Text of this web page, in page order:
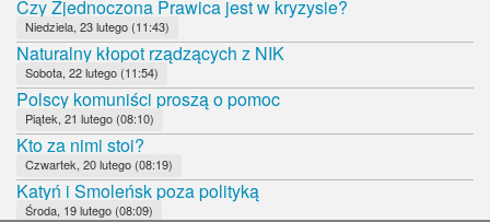
Czy Zjednoczona Prawica jest w kryzysie?
Niedziela, 23 lutego (11:43)
Naturalny kłopot rządzących z NIK
Sobota, 22 lutego (11:54)
Polscy komuniści proszą o pomoc
Piątek, 21 lutego (08:10)
Kto za nimi stoi?
Czwartek, 20 lutego (08:19)
Katyń i Smoleńsk poza polityką
Środa, 19 lutego (08:09)